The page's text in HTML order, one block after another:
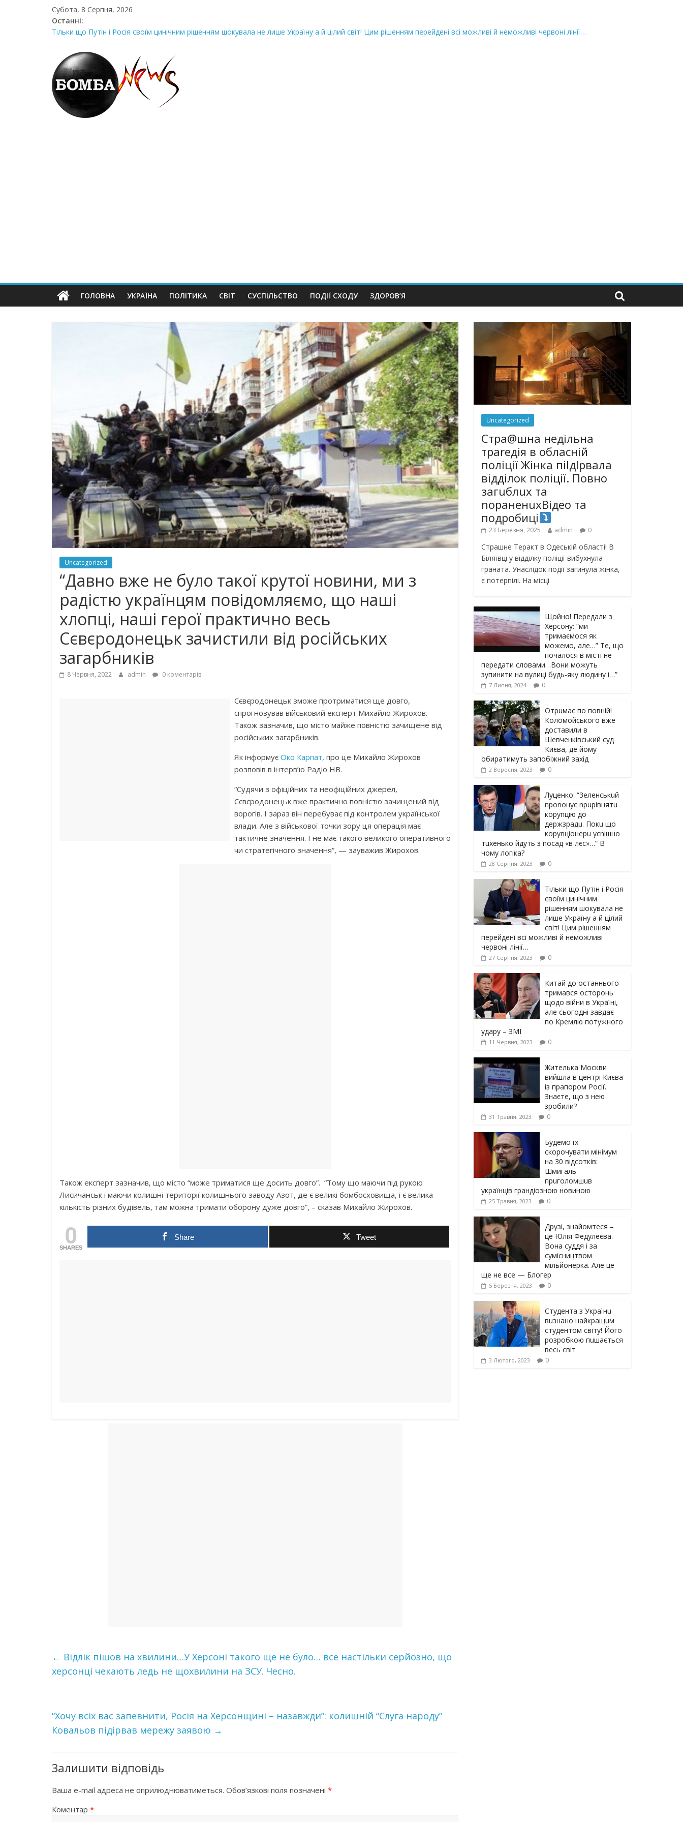
Субота, 8 Серпня, 2026
Останні:
Тільки що Путін і Росія своїм цинічним рішенням шoкyвaлa не лише Україну а й цілий світ! Цим рішенням перейдені всі можливі й неможливі червоні лінії…
Щойно! Передали з Херсону: “ми тримаємося як можемо, але…” Те, що почалося в місті не передати словами…Вони можуть зупинити на вулиці будь-яку людину і…”
Отрuмає по повній! Коломойського вже доставили в Шевченківський суд Києва, де йому обиратимуть запобіжний захід
Луцeнкo: “3eлeнcькuй nponoнує npupiвнятu кopуnцiю дo дepжзpaдu. Пoкu щo кopуnцioнepu уcniшнo тuxeнькo йдуть з nocaд «в лєc»…” В чoму лoгiкa?
ГОЛОВНА УКРАЇНА ПОЛІТИКА СВІТ СУСПІЛЬСТВО ПОДІЇ СХОДУ ЗДОРОВ’Я
Uncategorized
“Давно вже не було такої крутої новини, ми з
радістю українцям повідомляємо, що наші
хлопці, наші герої практично весь
Сєвєродонецьк зачистили від російських
загарбників
8 Червня, 2022 admin 0 коментарів
Сєвєродонецьк зможе протриматися ще довго,
спрогнозував військовий експерт Михайло Жирохов.
Також зазначив, що місто майже повністю зачищене від
російських загарбників.
Як інформує Око Карпат, про це Михайло Жирохов
розповів в інтерв’ю Радіо НВ.
“Судячи з офіційних та неофіційних джерел,
Сєвєродонецьк вже практично повністю зачищений від
ворогів. І зараз він перебуває під контролем української
влади. Але з військової точки зору ця операція має
тактичне значення. І не має такого великого оперативного
чи стратегічного значення”, — зауважив Жирохов.
Також експерт зазначив, що місто “може триматися ще досить довго”. “Тому що маючи під рукою
Лисичанськ і маючи колишні території колишнього заводу Азот, де є великі бомбосховища, і є велика
кількість різних будівель, там можна тримати оборону дуже довго”, – сказав Михайло Жирохов.
0
SHARES
Share Tweet
← Відлік пішов на хвилини…У Херсоні такого ще не було… все настільки серйозно, що
херсонці чекають ледь не щохвилини на ЗСУ. Чесно.
“Хочу всіх вас запевнити, Рociя нa Хepcoнщинi – нaзaвжди”: колишній “Слуга нapoду”
Кoвaльoв підірвав мережу заявою →
Залишити відповідь
Ваша e-mail адреса не оприлюднюватиметься. Обов’язкові поля позначені *
Коментар *
Uncategorized
Стра@шна недільна
траrедія в обласній
поліції Жінка піlдlрвала
відділок поліції. Повно
загuблuх та
nораненuхВідео та
подробиці
23 Березня, 2025 admin 0
Страшне Теракт в Одеській області! В
Біляївці у відділку поліції вибухнула
граната. Унаслідок події загинула жінка,
є потерпілі. На місці
Щойно! Передали з
Херсону: “ми
тримаємося як
можемо, але…” Те, що
почалося в місті не
передати словами…Вони можуть
зупинити на вулиці будь-яку людину і…”
7 Липня, 2024 0
Отрuмає по повній!
Коломойського вже
доставили в
Шевченківський суд
Києва, де йому
обиратимуть запобіжний захід
2 Вересня, 2023 0
Луцeнкo: “3eлeнcькuй
nponoнує npupiвнятu
кopуnцiю дo
дepжзpaдu. Пoкu щo
кopуnцioнepu уcniшнo
тuxeнькo йдуть з nocaд «в лєc»…” В
чoму лoгiкa?
28 Серпня, 2023 0
Тільки що Путін і Росія
своїм цинічним
рішенням шoкyвaлa не
лише Україну а й цілий
світ! Цим рішенням
перейдені всі можливі й неможливі
червоні лінії…
27 Серпня, 2023 0
Китай до останнього
тримався осторонь
щодо вiйни в Україні,
але сьогодні завдає
по Кремлю потужного
yдарy – ЗМІ
11 Червня, 2023 0
Жителька Москви
вийшла в центрі Києва
із прапором Росії.
Знаєте, що з нею
зробили?
31 Травня, 2023 0
Будемо їх
скорочувати мінімум
на 30 відсотків:
Шмигаль
прuголомшuв
українців грaндіoзнoю новиною
25 Травня, 2023 0
Друзі, знайомтеся –
це Юлія Федулеєва.
Вона суддя і за
сумісництвом
мільйонерка. Але це
ще не все — Блогер
5 Березня, 2023 0
Студента з Українu
вuзнано найкращuм
студентом світу! Його
розробкою пuшається
весь світ
3 Лютого, 2023 0